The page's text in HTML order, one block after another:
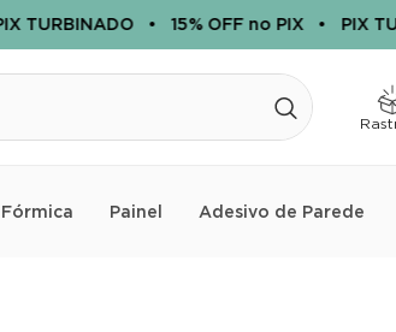
TURBINADO • 15% OFF no PIX • PIX
Painel Adesivo de Parede